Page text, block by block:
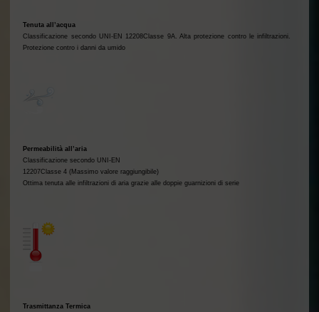
Tenuta all’acqua
Classificazione secondo UNI-EN 12208Classe 9A. Alta protezione contro le infiltrazioni.
Protezione contro i danni da umido
Permeabilità all’aria
Classificazione secondo UNI-EN
12207Classe 4 (Massimo valore raggiungibile)
Ottima tenuta alle infiltrazioni di aria grazie alle doppie guarnizioni di serie
Trasmittanza Termica